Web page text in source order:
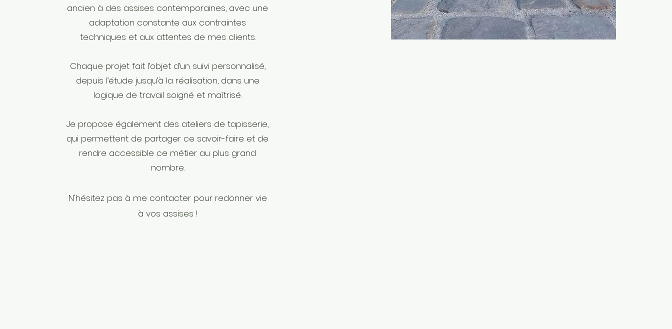
ancien à des assises contemporaines, avec une
adaptation constante aux contraintes
techniques et aux attentes de mes clients.
Chaque projet fait l’objet d’un suivi personnalisé,
depuis l’étude jusqu’à la réalisation, dans une
logique de travail soigné et maîtrisé.
Je propose également des ateliers de tapisserie,
qui permettent de partager ce savoir-faire et de
rendre accessible ce métier au plus grand
nombre.
N'hésitez pas à me contacter pour redonner vie
à vos assises !